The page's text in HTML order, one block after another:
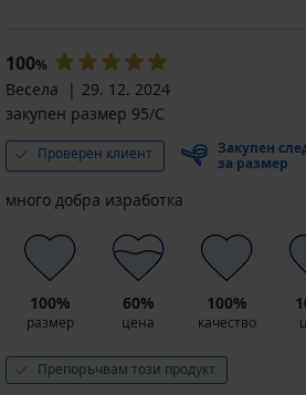
100%
Весела
29. 12. 2024
закупен размер 95/C
Проверен клиент
Закупен
за размер
много добра изработка
100%
размер
60%
цена
100%
качество
Препоръчвам този продукт